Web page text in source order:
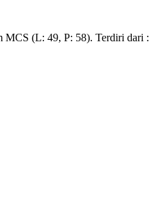
MCS (L: 49, P: 58). Terdiri dari :